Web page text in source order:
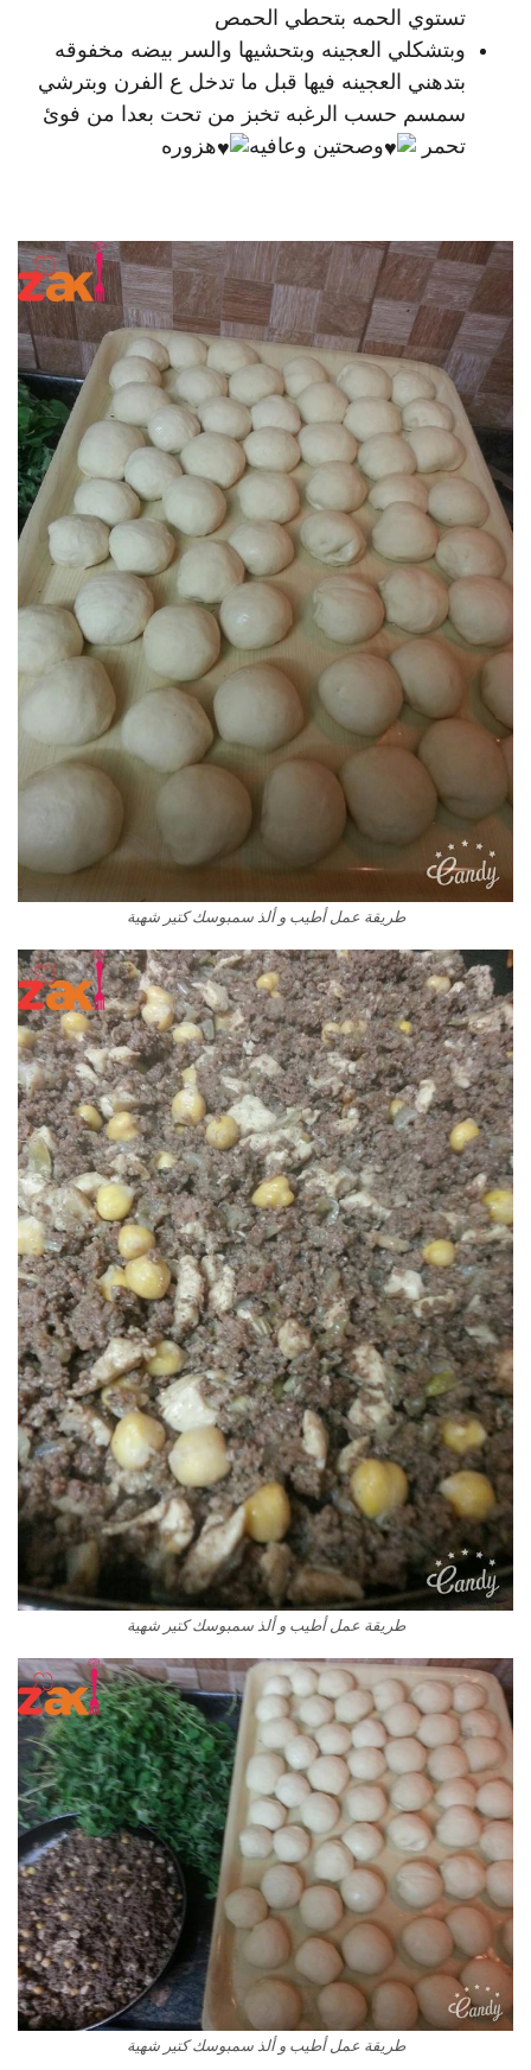
تستوي الحمه بتحطي الحمص
وبتشكلي العجينه وبتحشيها والسر بيضه مخفوقه
بتدهني العجينه فيها قبل ما تدخل ع الفرن وبترشي
سمسم حسب الرغبه تخبز من تحت بعدا من فوئ
تحمر
وصحتين وعافيه هزوره
طريقة عمل أطيب و ألذ سمبوسك كتير شهية
طريقة عمل أطيب و ألذ سمبوسك كتير شهية
طريقة عمل أطيب و ألذ سمبوسك كتير شهية